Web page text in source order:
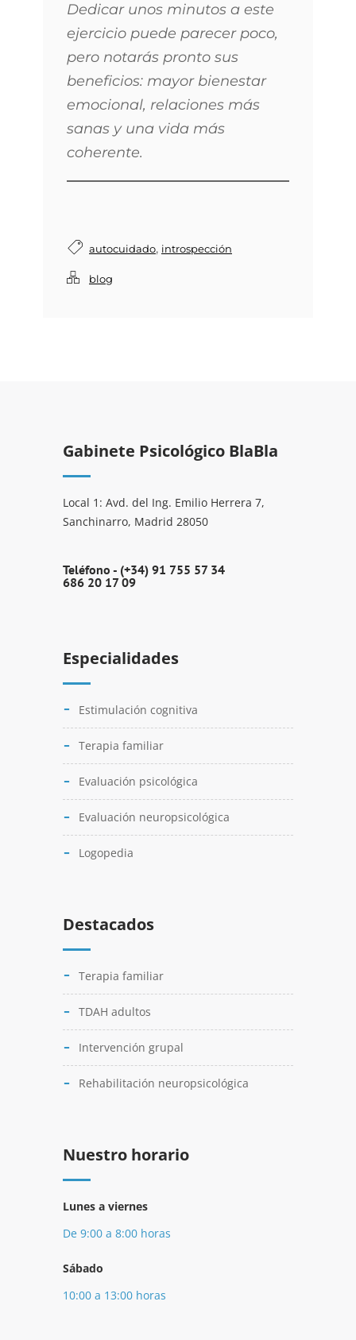
Dedicar unos minutos a este
ejercicio puede parecer poco,
pero notarás pronto sus
beneficios: mayor bienestar
emocional, relaciones más
sanas y una vida más
coherente.
autocuidado, introspección
blog
Gabinete Psicológico BlaBla
Local 1: Avd. del Ing. Emilio Herrera 7,
Sanchinarro, Madrid 28050
Teléfono - (+34) 91 755 57 34
686 20 17 09
Especialidades
Estimulación cognitiva
Terapia familiar
Evaluación psicológica
Evaluación neuropsicológica
Logopedia
Destacados
Terapia familiar
TDAH adultos
Intervención grupal
Rehabilitación neuropsicológica
Nuestro horario
Lunes a viernes
De 9:00 a 8:00 horas
Sábado
10:00 a 13:00 horas